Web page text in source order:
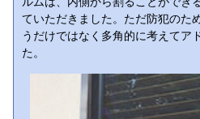
ていただきました。ただ防犯のた
うだけではなく多角的に考えてア
た。